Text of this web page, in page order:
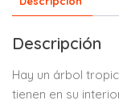
Descripción
Hay un árbol
tienen en su